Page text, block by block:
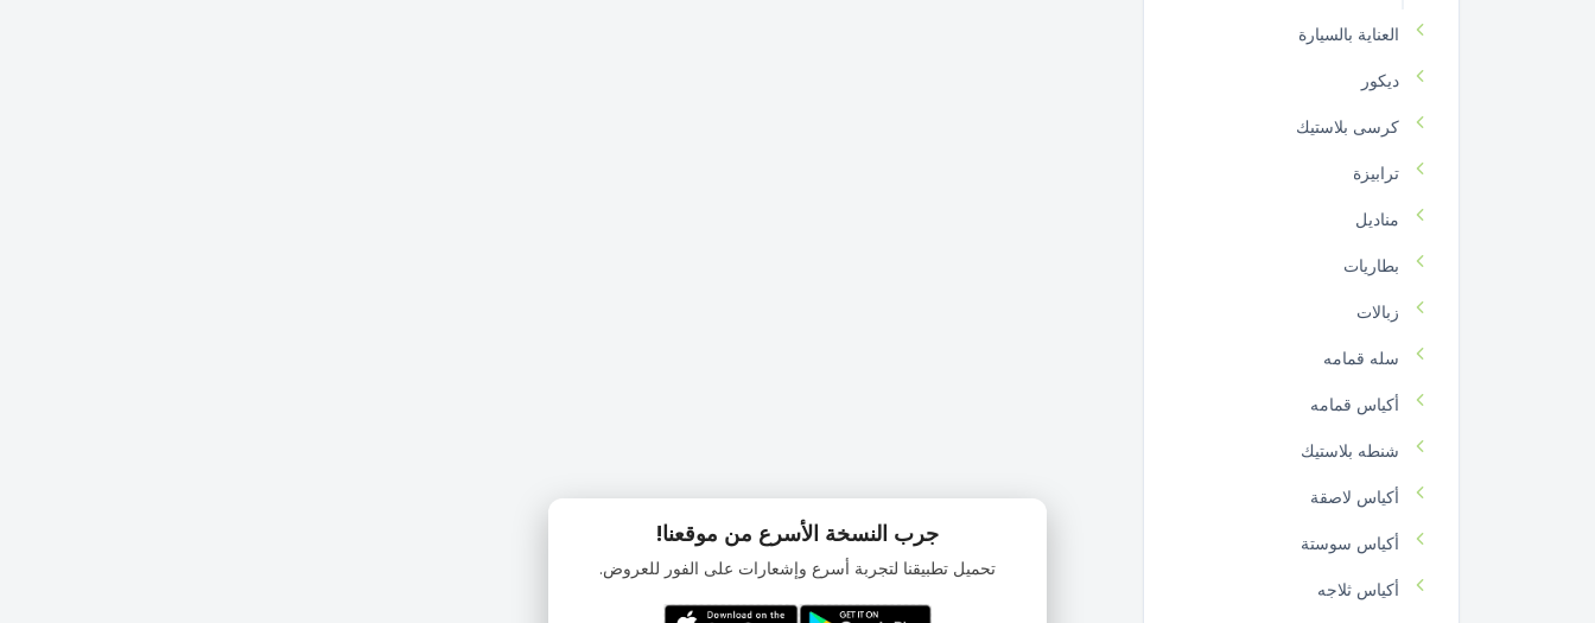
العناية بالسيارة
ديكور
كرسى بلاستيك
ترابيزة
مناديل
بطاريات
زبالات
سله قمامه
أكياس قمامه
شنطه بلاستيك
أكياس لاصقة
أكياس سوستة
أكياس ثلاجه
جرب النسخة الأسرع من موقعنا!
تحميل تطبيقنا لتجربة أسرع وإشعارات على الفور للعروض.